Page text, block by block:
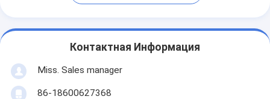
Контактная Информация
Miss. Sales manager
86-18600627368